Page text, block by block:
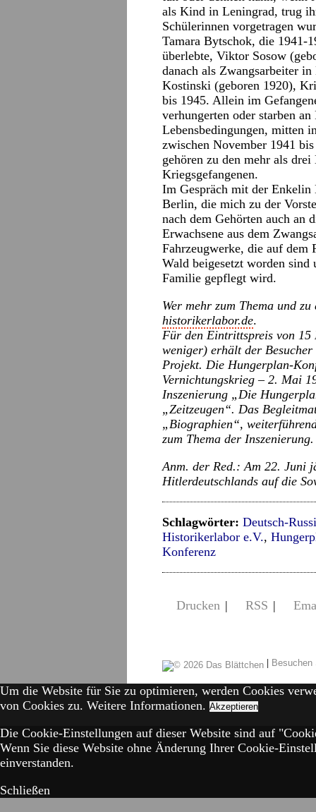
als Kind in Leningrad, trug
Schülerinnen vorgetragen
Tamara Bytschok, die
überlebte, Viktor Sosow
danach als Zwangsarbeiter
Kostinski (geboren 1920),
bis 1945. Allein im
verhungerten oder starben
Lebensbedingungen, mitten
zwischen November 1941
gehören zu den mehr als
Kriegsgefangenen.
Im Gespräch mit der Enkelin
Berlin, die mich zu der
nach dem Gehörten auch an
Erwachsene aus dem
Fahrzeugwerke, die auf
Wald beigesetzt worden sind
Familie gepflegt wird.
Wer mehr zum Thema und
historikerlabor.de.
Für den Eintrittspreis von 15
weniger) erhält der
Projekt. Die Hungerplan-
Vernichtungskrieg – 2. Mai
Inszenierung „Die
„Zeitzeugen“. Das
„Biographien“,
zum Thema der Inszenierung.
Anm. der Red.: Am 22. Juni
Hitlerdeutschlands auf die
Schlagwörter: Deutsch-
Historikerlabor e.V.,
Konferenz
Drucken | RSS |
|
Um die Website für Sie zu optimieren, werden Cookies
von Cookies zu. Weitere Informationen. Akzeptieren
Die Cookie-Einstellungen auf dieser Website sind auf
Wenn Sie diese Website ohne Änderung Ihrer Cookie-
einverstanden.
Schließen